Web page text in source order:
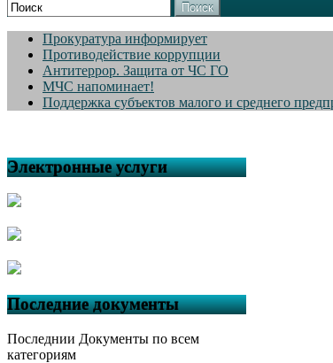
Поиск
Прокуратура информирует
Противодействие коррупции
Антитеррор. Защита от ЧС ГО
МЧС напоминает!
Поддержка субъектов малого и среднего
Электронные услуги
Последние документы
Последнии Документы по всем
категориям